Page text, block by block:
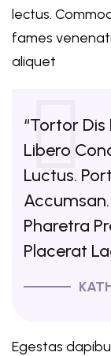
lectus.
fames
aliquet
“Tortor
Libero
Luctus.
Pharetra
Placerat
Egestas